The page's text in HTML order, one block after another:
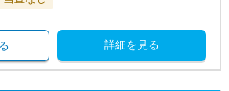
詳細を見る